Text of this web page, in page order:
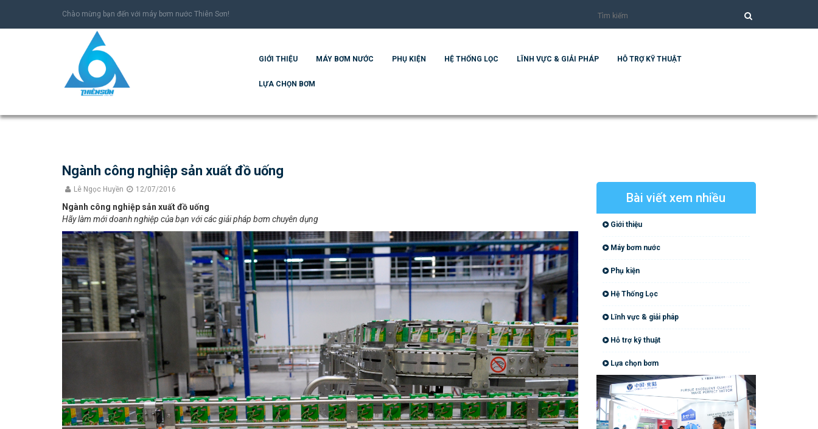
Chào mừng bạn đến với máy bơm nước Thiên Sơn!
GIỚI THIỆU MÁY BƠM NƯỚC PHỤ KIỆN HỆ THỐNG LỌC LĨNH VỰC & GIẢI PHÁP HỖ TRỢ KỸ THUẬT
LỰA CHỌN BƠM
Ngành công nghiệp sản xuất đồ uống
Lê Ngọc Huyền 12/07/2016
Ngành công nghiệp sản xuất đồ uống
Hãy làm mới doanh nghiệp của bạn với các giải pháp bơm chuyên dụng
Bài viết xem nhiều
Giới thiệu
Máy bơm nước
Phụ kiện
Hệ Thống Lọc
Lĩnh vực & giải pháp
Hỗ trợ kỹ thuật
Lựa chọn bơm